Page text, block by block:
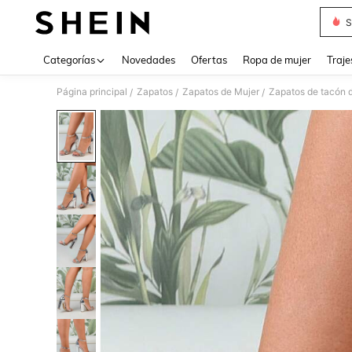
Categorías Novedades Ofertas Ropa de mujer
Página principal / Zapatos / Zapatos de Mujer / Zapatos de tacón